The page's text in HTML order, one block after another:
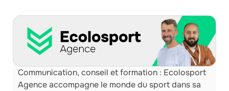
Communication, conseil et formation : Ecolosport
Agence accompagne le monde du sport dans sa